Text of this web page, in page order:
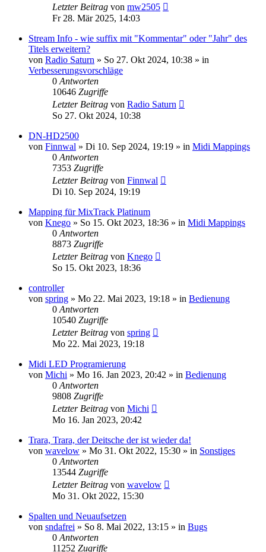
Letzter Beitrag von mw2505
Fr 28. Mär 2025, 14:03
Stream Info - wie suffix mit "Kommentar" oder "Jahr" des
Titels erweitern?
von Radio Saturn » So 27. Okt 2024, 10:38 » in
Verbesserungsvorschläge
0 Antworten
10646 Zugriffe
Letzter Beitrag von Radio Saturn
So 27. Okt 2024, 10:38
DN-HD2500
von Finnwal » Di 10. Sep 2024, 19:19 » in Midi Mappings
0 Antworten
7353 Zugriffe
Letzter Beitrag von Finnwal
Di 10. Sep 2024, 19:19
Mapping für MixTrack Platinum
von Knego » So 15. Okt 2023, 18:36 » in Midi Mappings
0 Antworten
8873 Zugriffe
Letzter Beitrag von Knego
So 15. Okt 2023, 18:36
controller
von spring » Mo 22. Mai 2023, 19:18 » in Bedienung
0 Antworten
10540 Zugriffe
Letzter Beitrag von spring
Mo 22. Mai 2023, 19:18
Midi LED Programierung
von Michi » Mo 16. Jan 2023, 20:42 » in Bedienung
0 Antworten
9808 Zugriffe
Letzter Beitrag von Michi
Mo 16. Jan 2023, 20:42
Trara, Trara, der Deitsche der ist wieder da!
von wavelow » Mo 31. Okt 2022, 15:30 » in Sonstiges
0 Antworten
13544 Zugriffe
Letzter Beitrag von wavelow
Mo 31. Okt 2022, 15:30
Spalten und Neuaufsetzen
von sndafrei » So 8. Mai 2022, 13:15 » in Bugs
0 Antworten
11252 Zugriffe